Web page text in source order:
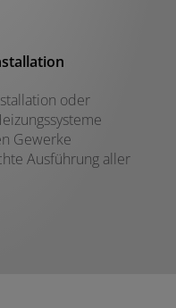
oder
Gewerke
Ausführung aller